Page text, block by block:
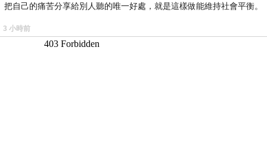
把自己的痛苦分享給別人聽的唯一好處，就是這樣做能維持社會平衡。
3 小時前